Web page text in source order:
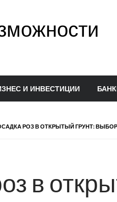
И ИНВЕСТИЦИИ
РОЗ В ОТКРЫТЫЙ ГРУНТ:
в